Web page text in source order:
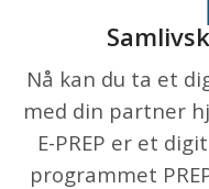
Nå kan du ta et
med din partner
E-PREP er et
programmet